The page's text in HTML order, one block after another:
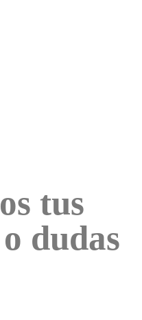
tus
dudas